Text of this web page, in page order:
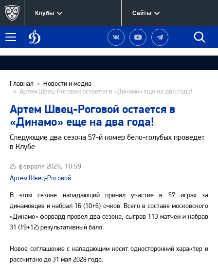
Клубы Сайты
Меню
Динамо
Москва
Наша
группа
Вконтакте
Наш
канал
YouTube
Наш
канал
Telegram
Главная
Новости и медиа
Артем Швец-Роговой остается в «Динамо» еще на два года!
Артем Швец-Роговой остается в
«Динамо» еще на два года!
Следующие два сезона 57-й номер бело-голубых проведет
в Клубе
25 февраля 2026, 10:59
Артем Швец-Роговой
В этом сезоне нападающий принял участие в 57 играх за
динамовцев и набрал 16 (10+6) очков. Всего в составе московского
«Динамо» форвард провел два сезона, сыграв 113 матчей и набрав
31 (19+12) результативный балл.
Новое соглашение с нападающим носит односторонний характер и
рассчитано до 31 мая 2028 года.